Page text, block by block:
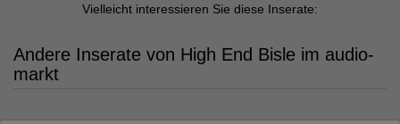
Vielleicht interessieren Sie diese Inserate:
Andere Inserate von High End Bisle im audio-
markt